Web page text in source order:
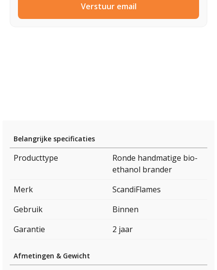
Verstuur email
Belangrijke specificaties
Producttype
Ronde handmatige bio-
ethanol brander
Merk
ScandiFlames
Gebruik
Binnen
Garantie
2 jaar
Afmetingen & Gewicht